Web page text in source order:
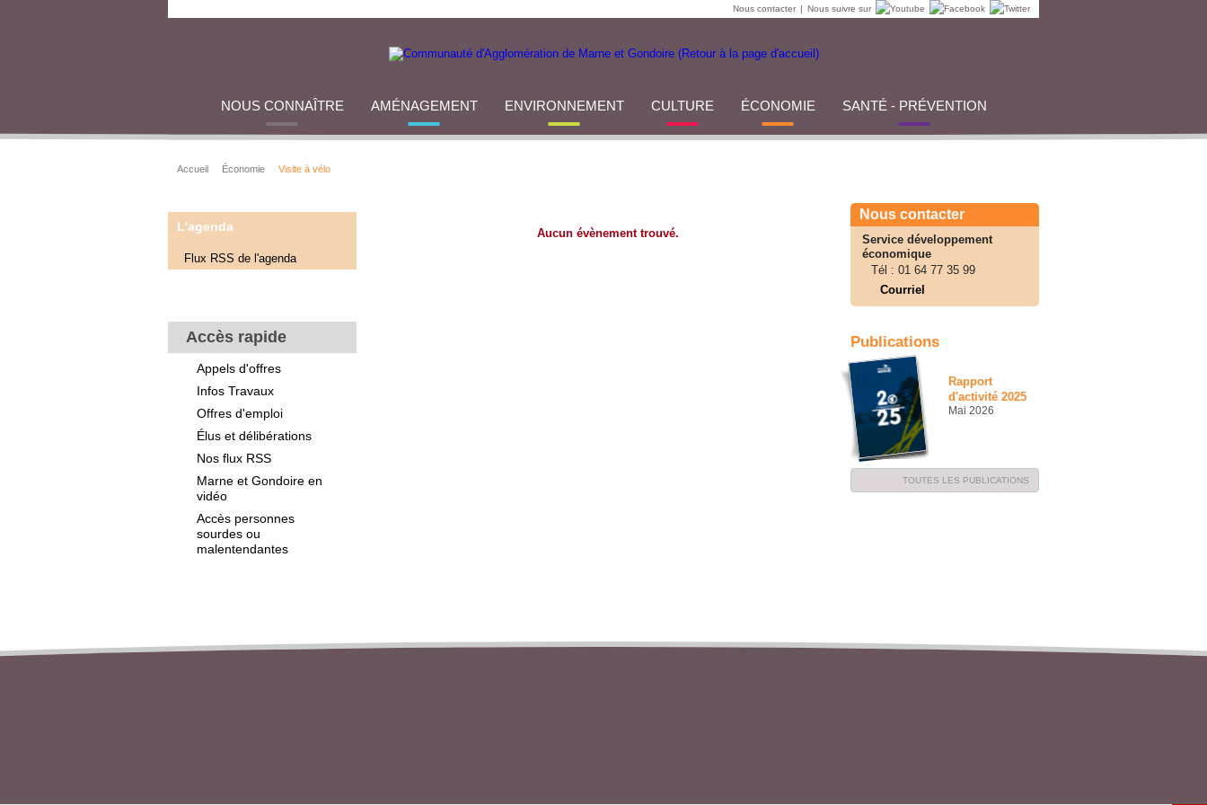
Nous contacter | Nous suivre sur
NOUS CONNAÎTRE AMÉNAGEMENT ENVIRONNEMENT CULTURE ÉCONOMIE SANTÉ - PRÉVENTION
Accueil Économie Visite à vélo
L'agenda
Flux RSS de l'agenda
Accès rapide
Appels d'offres
Infos Travaux
Offres d'emploi
Élus et délibérations
Nos flux RSS
Marne et Gondoire en
vidéo
Accès personnes
sourdes ou
malentendantes
Aucun évènement trouvé.
Nous contacter
Service développement
économique
Tél : 01 64 77 35 99
Courriel
Publications
Rapport
d'activité 2025
Mai 2026
TOUTES LES PUBLICATIONS